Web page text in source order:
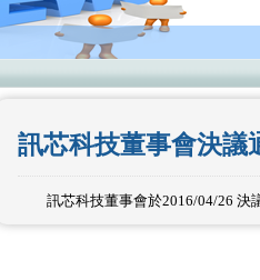
訊芯科技董事會決議
訊芯科技董事會於2016/04/26 決